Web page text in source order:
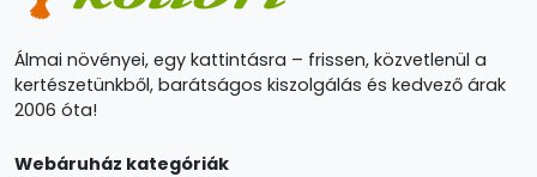
Álmai növényei, egy kattintásra – frissen, közvetlenül a
kertészetünkből, barátságos kiszolgálás és kedvező árak
2006 óta!
Webáruház kategóriák